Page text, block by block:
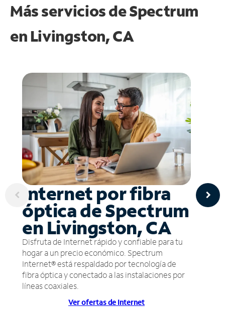
Más servicios de Spectrum
en Livingston, CA
Internet por fibra
óptica de Spectrum
en Livingston, CA
Disfruta de Internet rápido y confiable para tu
hogar a un precio económico. Spectrum
Internet® está respaldado por tecnología de
fibra óptica y conectado a las instalaciones por
líneas coaxiales.
Ver ofertas de Internet